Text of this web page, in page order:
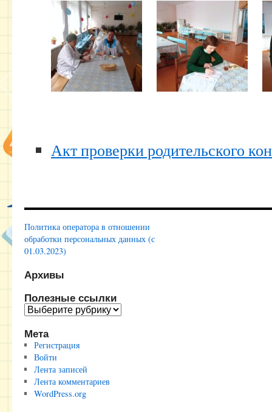
Акт проверки родительского
Политика оператора в отношении
обработки персональных данных (с
01.03.2023)
Архивы
Полезные ссылки
Полезные
Мета
Регистрация
Войти
Лента записей
Лента комментариев
WordPress.org